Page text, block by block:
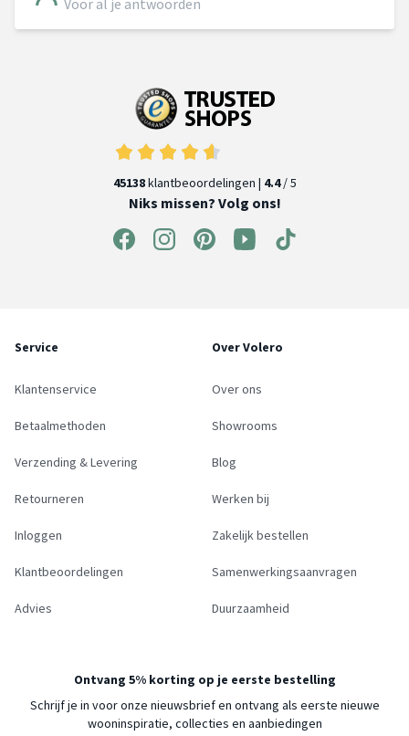
45138klantbeoordelingen | 4.4/ 5
Niks missen? Volg ons!
Service
Klantenservice
Betaalmethoden
Verzending & Levering
Retourneren
Inloggen
Klantbeoordelingen
Advies
Over Volero
Over ons
Showrooms
Blog
Werken bij
Zakelijk bestellen
Samenwerkingsaanvragen
Duurzaamheid
Ontvang 5% korting op je eerste bestelling
Schrijf je in voor onze nieuwsbrief en ontvang als eerste nieuwe
wooninspiratie, collecties en aanbiedingen